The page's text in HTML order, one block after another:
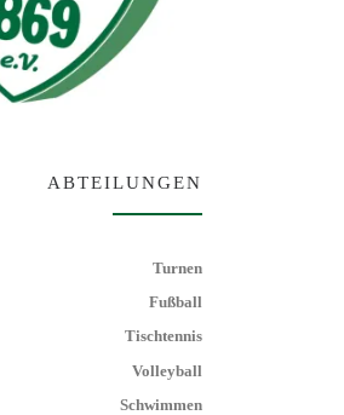
ABTEILUNGEN
Turnen
Fußball
Tischtennis
Volleyball
Schwimmen